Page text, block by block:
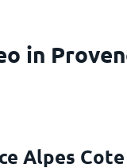
in
Alpes